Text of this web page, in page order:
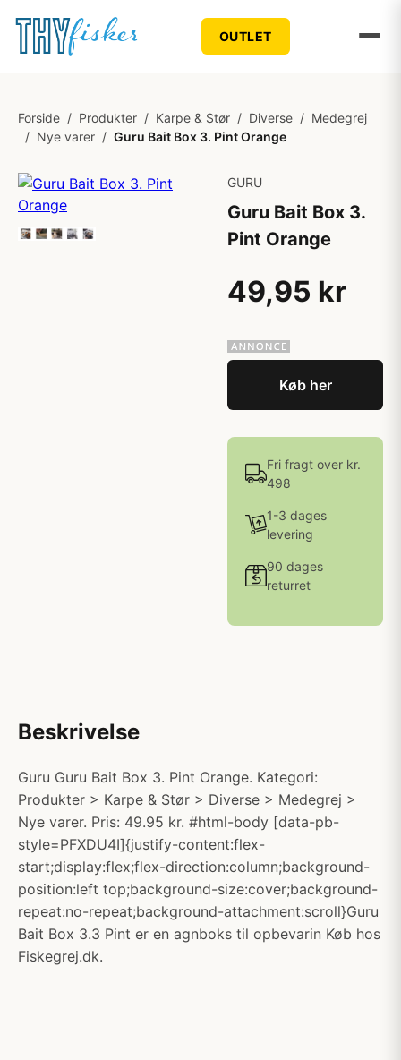
OUTLET
Forside / Produkter / Karpe & Stør / Diverse / Medegrej
/ Nye varer / Guru Bait Box 3. Pint Orange
GURU
Guru Bait Box 3.
Pint Orange
49,95 kr
Køb her
Fri fragt over kr.
498
1-3 dages
levering
90 dages
returret
Beskrivelse
Guru Guru Bait Box 3. Pint Orange. Kategori:
Produkter > Karpe & Stør > Diverse > Medegrej >
Nye varer. Pris: 49.95 kr. #html-body [data-pb-
style=PFXDU4I]{justify-content:flex-
start;display:flex;flex-direction:column;background-
position:left top;background-size:cover;background-
repeat:no-repeat;background-attachment:scroll}Guru
Bait Box 3.3 Pint er en agnboks til opbevarin Køb hos
Fiskegrej.dk.